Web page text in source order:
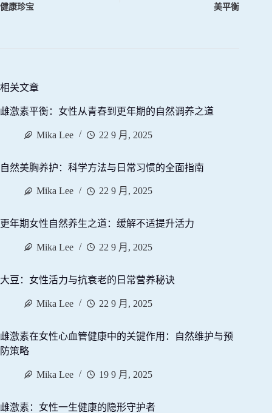
健康珍宝
美平衡
相关文章
雌激素平衡：女性从青春到更年期的自然调养之道
Mika Lee 22 9 月, 2025
自然美胸养护：科学方法与日常习惯的全面指南
Mika Lee 22 9 月, 2025
更年期女性自然养生之道：缓解不适提升活力
Mika Lee 22 9 月, 2025
大豆：女性活力与抗衰老的日常营养秘诀
Mika Lee 22 9 月, 2025
雌激素在女性心血管健康中的关键作用：自然维护与预
防策略
Mika Lee 19 9 月, 2025
雌激素：女性一生健康的隐形守护者